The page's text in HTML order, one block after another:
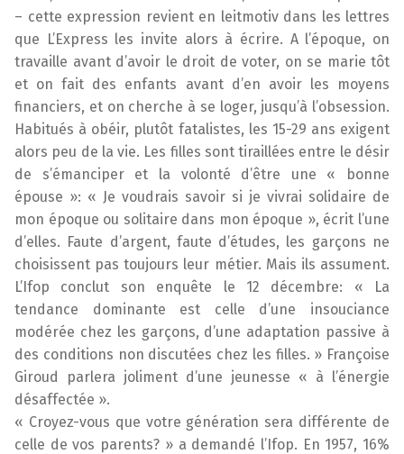
– cette expression revient en leitmotiv dans les lettres
que L’Express les invite alors à écrire. A l’époque, on
travaille avant d’avoir le droit de voter, on se marie tôt
et on fait des enfants avant d’en avoir les moyens
financiers, et on cherche à se loger, jusqu’à l’obsession.
Habitués à obéir, plutôt fatalistes, les 15-29 ans exigent
alors peu de la vie. Les filles sont tiraillées entre le désir
de s’émanciper et la volonté d’être une « bonne
épouse »: « Je voudrais savoir si je vivrai solidaire de
mon époque ou solitaire dans mon époque », écrit l’une
d’elles. Faute d’argent, faute d’études, les garçons ne
choisissent pas toujours leur métier. Mais ils assument.
L’Ifop conclut son enquête le 12 décembre: « La
tendance dominante est celle d’une insouciance
modérée chez les garçons, d’une adaptation passive à
des conditions non discutées chez les filles. » Françoise
Giroud parlera joliment d’une jeunesse « à l’énergie
désaffectée ».
« Croyez-vous que votre génération sera différente de
celle de vos parents? » a demandé l’Ifop. En 1957, 16%